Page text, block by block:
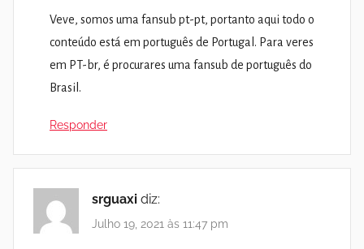
Veve, somos uma fansub pt-pt, portanto aqui todo o
conteúdo está em português de Portugal. Para veres
em PT-br, é procurares uma fansub de português do
Brasil.
Responder
srguaxi diz:
Julho 19, 2021 às 11:47 pm